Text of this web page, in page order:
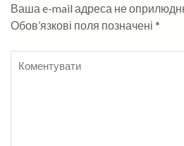
Ваша e-mail адреса не
Обов’язкові поля позначені *